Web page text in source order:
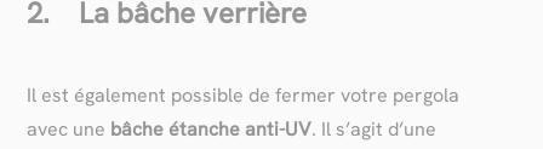
2. La bâche verrière
Il est également possible de fermer votre pergola
avec une bâche étanche anti-UV. Il s’agit d’une